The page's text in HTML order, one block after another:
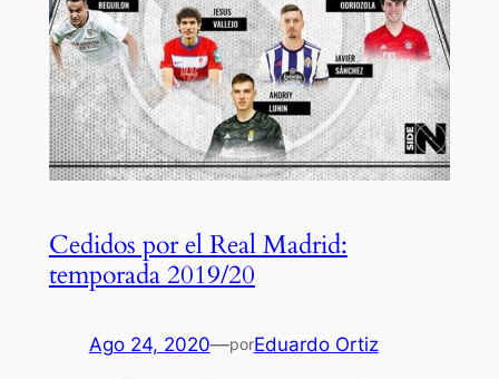
Cedidos por el Real Madrid:
temporada 2019/20
Ago 24, 2020—porEduardo Ortiz